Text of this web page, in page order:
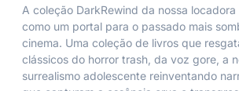
A coleção DarkRewind da nossa
como um portal para o passado mais
cinema. Uma coleção de livros que
clássicos do horror trash, da voz gore, a
surrealismo adolescente reinventando